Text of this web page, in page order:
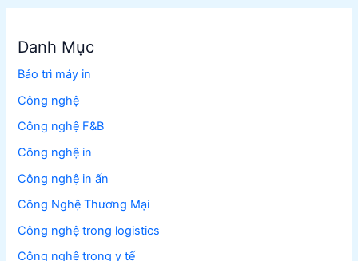
Danh Mục
Bảo trì máy in
Công nghệ
Công nghệ F&B
Công nghệ in
Công nghệ in ấn
Công Nghệ Thương Mại
Công nghệ trong logistics
Công nghệ trong y tế